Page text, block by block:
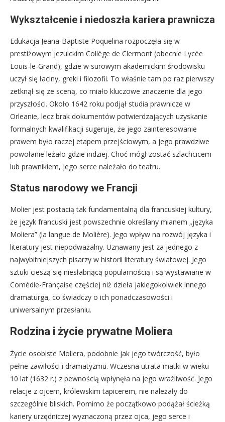
Wykształcenie i niedoszła kariera prawnicza
Edukacja Jeana-Baptiste Poquelina rozpoczęła się w
prestiżowym jezuickim Collège de Clermont (obecnie Lycée
Louis-le-Grand), gdzie w surowym akademickim środowisku
uczył się łaciny, greki i filozofii. To właśnie tam po raz pierwszy
zetknął się ze sceną, co miało kluczowe znaczenie dla jego
przyszłości. Około 1642 roku podjął studia prawnicze w
Orleanie, lecz brak dokumentów potwierdzających uzyskanie
formalnych kwalifikacji sugeruje, że jego zainteresowanie
prawem było raczej etapem przejściowym, a jego prawdziwe
powołanie leżało gdzie indziej. Choć mógł zostać szlachcicem
lub prawnikiem, jego serce należało do teatru.
Status narodowy we Francji
Molier jest postacią tak fundamentalną dla francuskiej kultury,
że język francuski jest powszechnie określany mianem „języka
Moliera” (la langue de Molière). Jego wpływ na rozwój języka i
literatury jest niepodważalny. Uznawany jest za jednego z
najwybitniejszych pisarzy w historii literatury światowej. Jego
sztuki cieszą się niesłabnącą popularnością i są wystawiane w
Comédie-Française częściej niż dzieła jakiegokolwiek innego
dramaturga, co świadczy o ich ponadczasowości i
uniwersalnym przesłaniu.
Rodzina i życie prywatne Moliera
Życie osobiste Moliera, podobnie jak jego twórczość, było
pełne zawiłości i dramatyzmu. Wczesna utrata matki w wieku
10 lat (1632 r.) z pewnością wpłynęła na jego wrażliwość. Jego
relacje z ojcem, królewskim tapicerem, nie należały do
szczególnie bliskich. Pomimo że początkowo podążał ścieżką
kariery urzędniczej wyznaczoną przez ojca, jego serce i